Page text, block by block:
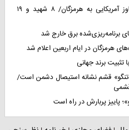
ادامه حملات نیروهای متجاوز آمریکایی به هرمزگان/ ۸ شهید و ۱۹
برنامه‌ریزی‌شده برق خارج شد
هرمزگان در ایام اربعین اعلام شد
تثبیت برند جهانی
قشم نشانه استیصال دشمن است/
پاییز پربارش در راه است